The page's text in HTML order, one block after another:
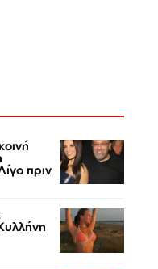
πριν